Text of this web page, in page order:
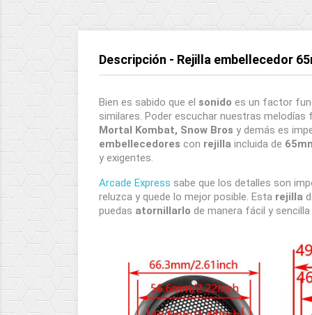
Descripción - Rejilla embellecedor
Bien es sabido que el sonido es un factor
similares. Poder escuchar nuestras
Mortal Kombat, Snow Bros y demás es
embellecedores con rejilla incluida de
y exigentes.
Arcade Express sabe que los detalles son
reluzca y quede lo mejor posible. Esta rejilla
puedas atornillarlo de manera fácil y